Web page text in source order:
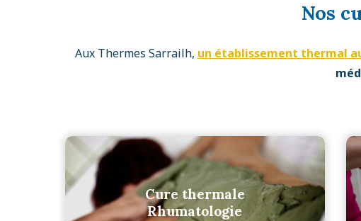
Nos
Aux Thermes Sarrailh, un établissement thermal
Cure thermale
Rhumatologie